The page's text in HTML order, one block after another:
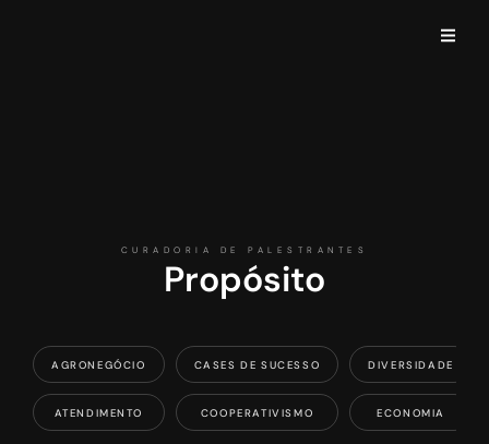
CURADORIA DE PALESTRANTES
Propósito
AGRONEGÓCIO
ATENDIMENTO
CASES DE SUCESSO
COOPERATIVISMO
DIVERSIDADE
ECONOMIA